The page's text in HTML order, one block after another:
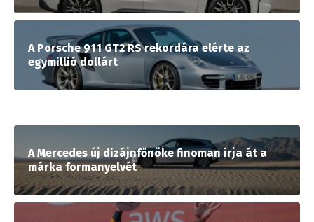
A Porsche 911 GT2 RS rekordára elérte az
egymillió dollárt
A Mercedes új dizájnfőnöke finoman írja át a
márka formanyelvét